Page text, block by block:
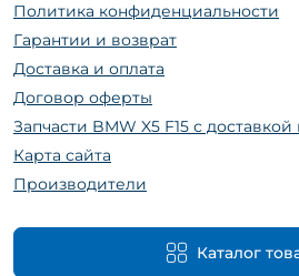
Политика конфиденциальности
Гарантии и возврат
Доставка и оплата
Договор оферты
Запчасти BMW X5 F15 с
Карта сайта
Производители
Каталог